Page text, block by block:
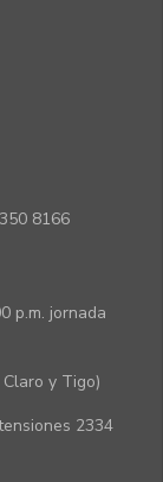
8166
p.m. jornada
y Tigo)
2334